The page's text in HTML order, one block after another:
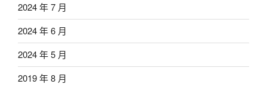
2024 年 7 月
2024 年 6 月
2024 年 5 月
2019 年 8 月